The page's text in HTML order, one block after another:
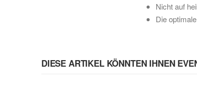
Nicht auf
Die
DIESE ARTIKEL KÖNNTEN IHNEN